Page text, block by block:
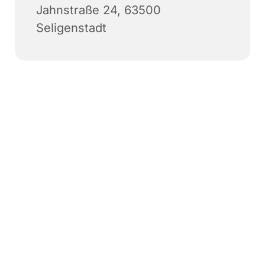
Jahnstraße 24, 63500
Seligenstadt